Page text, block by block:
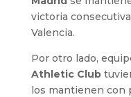
victoria
Valencia.
Por otro lado,
Athletic Club
los mantienen con